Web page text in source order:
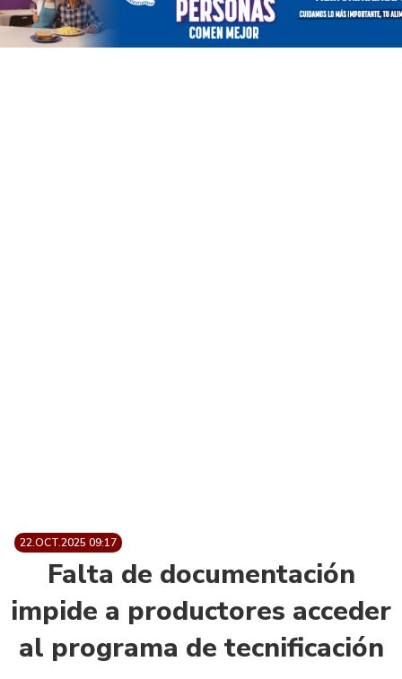
22.OCT.2025 09:17
Falta de documentación
impide a productores acceder
al programa de tecnificación